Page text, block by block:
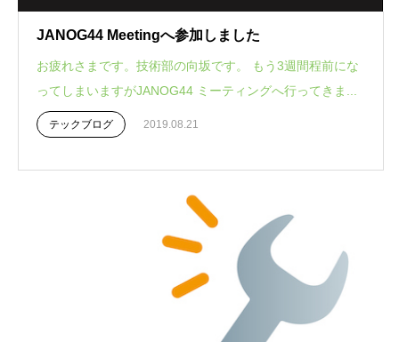
JANOG44 Meetingへ参加しました
お疲れさまです。技術部の向坂です。 もう3週間程前にな
ってしまいますがJANOG44 ミーティングへ行ってきま...
テックブログ 2019.08.21